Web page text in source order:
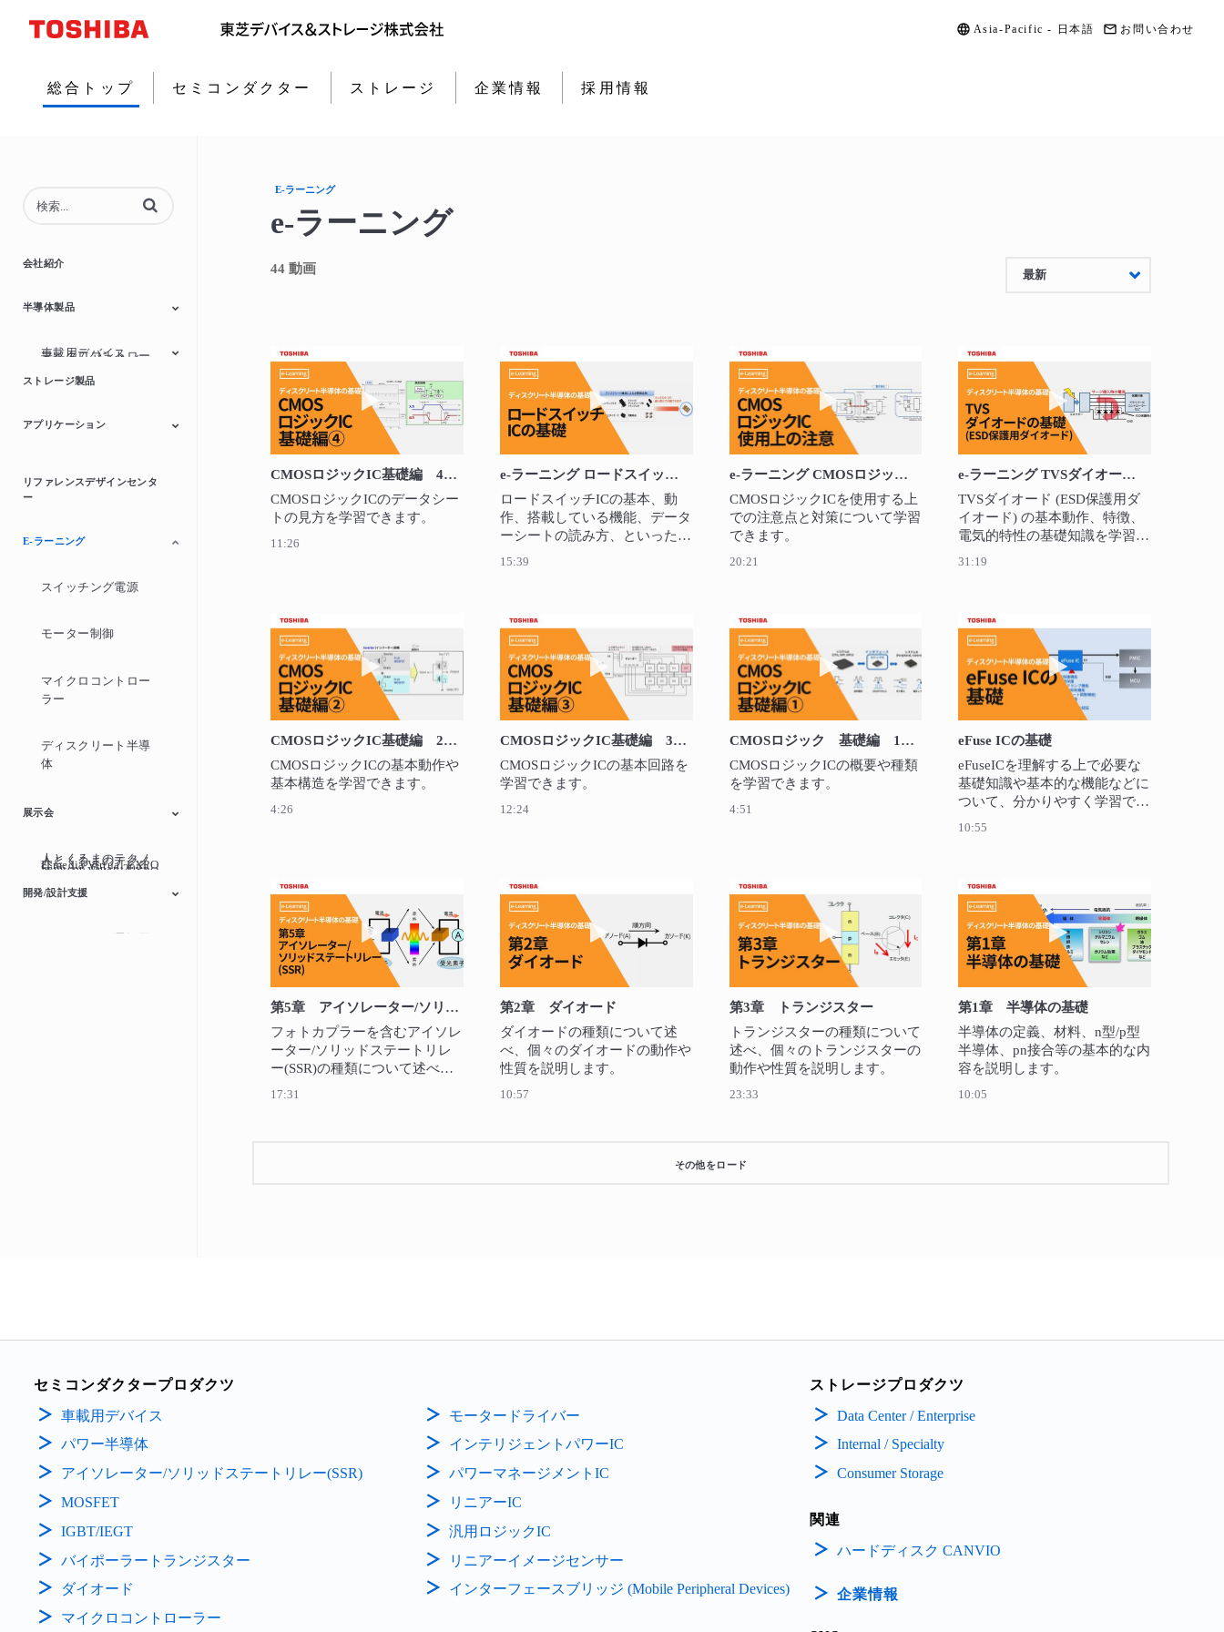
Asia-Pacific - 日本語 お問い合わせ
総合トップ セミコンダクター ストレージ 企業情報 採用情報
動画の検索語句を入力
会社紹介
半導体製品
車載用デバイス
マイクロコントロー
ラー
モータードライバー
ッドステートリレー
パワーマネジメント
リニアーIC
ストレージ製品
アプリケーション
民生/個人用機器
リファレンスデザインセンタ
ー
E-ラーニング
スイッチング電源
モーター制御
マイクロコントロー
ラー
ディスクリート半導
体
展示会
人とくるまのテクノ
人とくるまのテクノ
ITmedia Virtual EXPO
Semicon Japan 2022
ITmedia Virtual EXPO
2021 秋
ITmedia Virtual EXPO
2021 春
ロジー展
Embedded
Technology
Smart Sensing
開発/設計支援
スイッチング電源回
E-ラーニング
e-ラーニング
44 動画 最新
動画を再生 CMOSロジックIC基礎編 4章 データシートの見方
CMOSロジックIC基礎編 4章 データシートの見方
CMOSロジックICのデータシー
トの見方を学習できます。
11:26
動画を再生 e-ラーニング ロードスイッチICの基礎
e-ラーニング ロードスイッチICの基礎
ロードスイッチICの基本、動
作、搭載している機能、データ
ーシートの読み方、といった基
15:39
動画を再生 e-ラーニング CMOSロジックIC 使用上の注意
e-ラーニング CMOSロジックIC 使用上の注意
CMOSロジックICを使用する上
での注意点と対策について学習
できます。
20:21
動画を再生 e-ラーニン
e-ラーニング TVSダイオード (ESD保護用ダイオード) の基礎
TVSダイオード (ESD保護用ダ
イオード) の基本動作、特徴、
電気的特性の基礎知識を学習で
31:19
動画を再生 CMOSロジックIC基礎編 2章 CMOSロジックICの基本動作
CMOSロジックIC基礎編 2章 CMOSロジックICの基本動作
CMOSロジックICの基本動作や
基本構造を学習できます。
4:26
動画を再生 CMOSロジックIC基礎編 3章 CMOSロジックICの基本回路
CMOSロジックIC基礎編 3章 CMOSロジックICの基本回路
CMOSロジックICの基本回路を
学習できます。
12:24
動画を再生 CMOSロジック 基礎編 1章 CMOSロジック
CMOSロジック 基礎編 1章 CMOSロジックICの概要
CMOSロジックICの概要や種類
を学習できます。
4:51
動画を再生 eFuse ICの基
eFuse ICの基礎
eFuseICを理解する上で必要な
基礎知識や基本的な機能などに
ついて、分かりやすく学習でき
ます。
10:55
動画を再生 第5章 アイソレーター/ソリッドステートリレー(SSR)
第5章 アイソレーター/ソリッドステートリレー(SSR)
フォトカプラーを含むアイソレ
ーター/ソリッドステートリレ
ー(SSR)の種類について述べ、
17:31
動画を再生 第2章 ダイオード
第2章 ダイオード
ダイオードの種類について述
べ、個々のダイオードの動作や
性質を説明します。
10:57
動画を再生 第3章 トランジスター
第3章 トランジスター
トランジスターの種類について
述べ、個々のトランジスターの
動作や性質を説明します。
23:33
動画を再生 第1章 半導
第1章 半導体の基礎
半導体の定義、材料、n型/p型
半導体、pn接合等の基本的な内
容を説明します。
10:05
その他をロード
セミコンダクタープロダクツ
車載用デバイス
パワー半導体
アイソレーター/ソリッドステートリレー(SSR)
MOSFET
IGBT/IEGT
バイポーラートランジスター
ダイオード
マイクロコントローラー
モータードライバー
インテリジェントパワーIC
パワーマネージメントIC
リニアーIC
汎用ロジックIC
リニアーイメージセンサー
インターフェースブリッジ (Mobile Peripheral Devices)
ストレージプロダクツ
Data Center / Enterprise
Internal / Specialty
Consumer Storage
関連
ハードディスク CANVIO
企業情報